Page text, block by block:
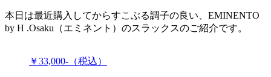
本日は最近購入してからすこぶる調子の良い、EMINENTO
by H .Osaku（エミネント）のスラックスのご紹介です。
￥33,000-（税込）